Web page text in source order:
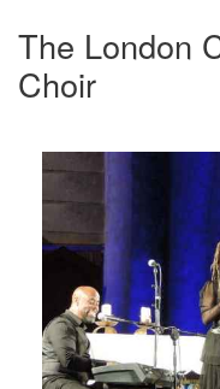
The London
Choir